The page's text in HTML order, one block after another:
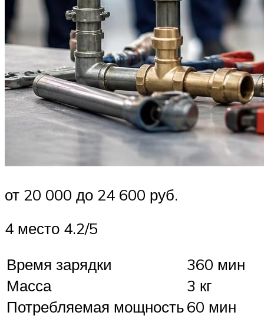
от 20 000 до 24 600 руб.
4 место 4.2/5
Время зарядки
360 мин
Масса
3 кг
Потребляемая мощность60 мин